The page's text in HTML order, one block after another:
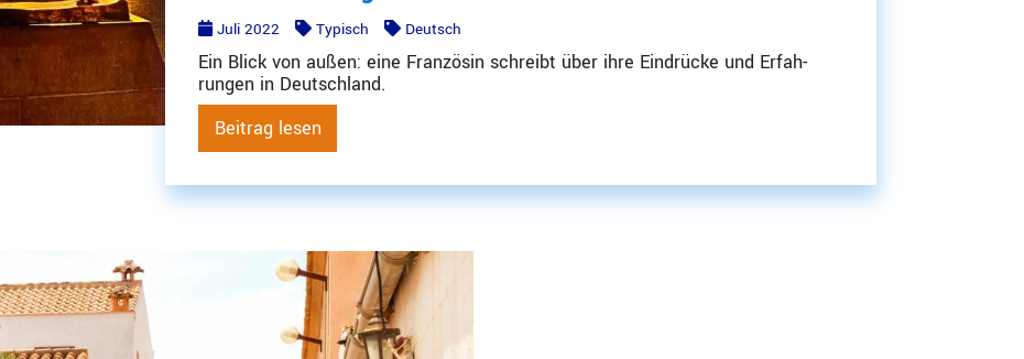
Juli 2022 Typisch Deutsch
Ein Blick von außen: eine Französin schreibt über ihre Eindrücke und Erfah­
rungen in Deutschland.
Beitrag lesen